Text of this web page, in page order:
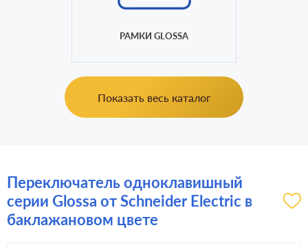
РАМКИ GLOSSA
Показать весь каталог
Переключатель одноклавишный
серии Glossa от Schneider Electric в
баклажановом цвете